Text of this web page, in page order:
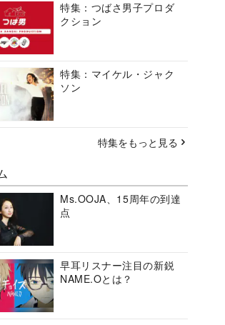
特集：つばさ男子プロダ
クション
特集：マイケル・ジャク
ソン
特集をもっと見る
Ms.OOJA、15周年の到達
点
早耳リスナー注目の新鋭
NAME.Oとは？